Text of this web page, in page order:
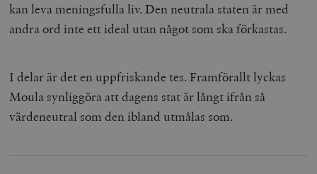
kan leva meningsfulla liv. Den neutrala staten är med
andra ord inte ett ideal utan något som ska förkastas.
I delar är det en uppfriskande tes. Framförallt lyckas
Moula synliggöra att dagens stat är långt ifrån så
värdeneutral som den ibland utmålas som.